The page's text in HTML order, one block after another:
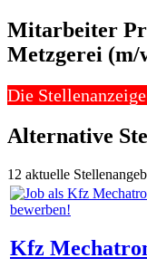
Mitarbeiter
Metzgerei (m/
Die
Alternative
12 aktuelle
Kfz